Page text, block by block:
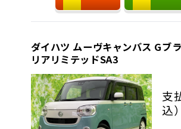
ダイハツ ムーヴキャンバス Gブ
リアリミテッドSA3
支
込）